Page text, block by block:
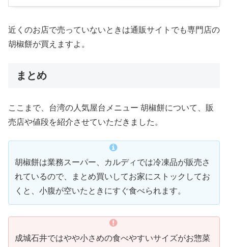
近くのお店で売っていないときは通販サイトでも専門店の
胡椒餅が買えますよ。
まとめ
ここまで、台湾の人気屋台メニュー 胡椒餅について、販
売店や値段を紹介させていただきました。
胡椒餅は業務スーパー、カルディでは冷凍品が販売さ
れているので、まとめ買いしてお家にストックしてお
くと、小腹が空いたときにすぐ食べられます。
成城石井ではやや小さめの食べやすいサイズがお惣菜